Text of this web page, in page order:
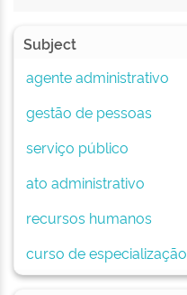
Subject
agente administrativo
gestão de pessoas
serviço público
ato administrativo
recursos humanos
curso de especialização